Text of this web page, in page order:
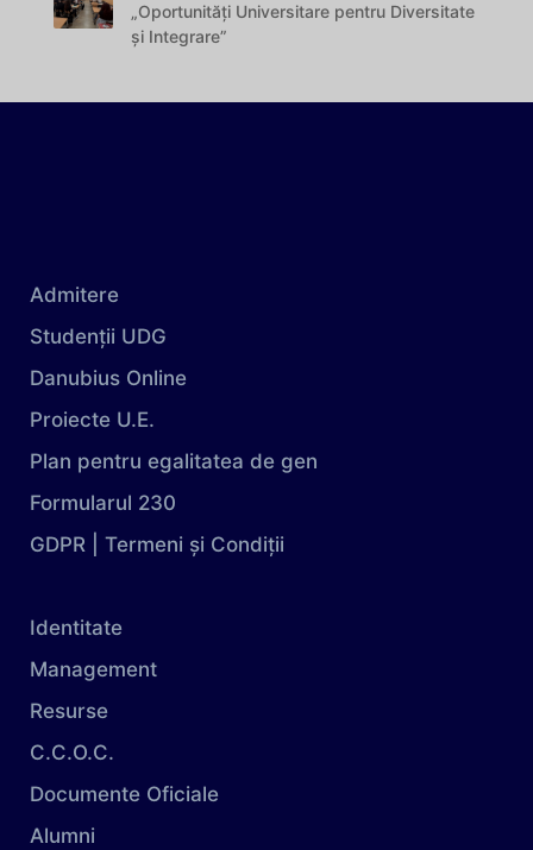
„Oportunități Universitare pentru Diversitate
și Integrare”
Admitere
Studenții UDG
Danubius Online
Proiecte U.E.
Plan pentru egalitatea de gen
Formularul 230
GDPR | Termeni și Condiții
Identitate
Management
Resurse
C.C.O.C.
Documente Oficiale
Alumni